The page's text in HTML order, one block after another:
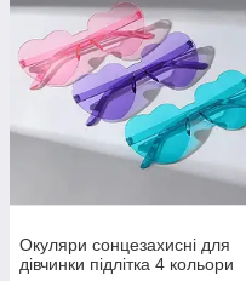
Окуляри сонцезахисні для
дівчинки підлітка 4 кольори